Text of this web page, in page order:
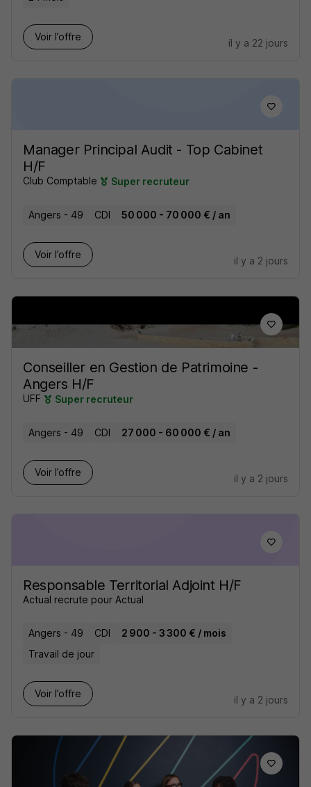
Voir l’offre
il y a 22 jours
Manager Principal Audit - Top Cabinet
H/F
Club Comptable Super recruteur
Angers - 49 CDI 50 000 - 70 000 € / an
Voir l’offre
il y a 2 jours
Conseiller en Gestion de Patrimoine -
Angers H/F
UFF Super recruteur
Angers - 49 CDI 27 000 - 60 000 € / an
Voir l’offre
il y a 2 jours
Responsable Territorial Adjoint H/F
Actual recrute pour Actual
Angers - 49 CDI
2 900 - 3 300 € / mois
Travail de jour
Voir l’offre
il y a 2 jours